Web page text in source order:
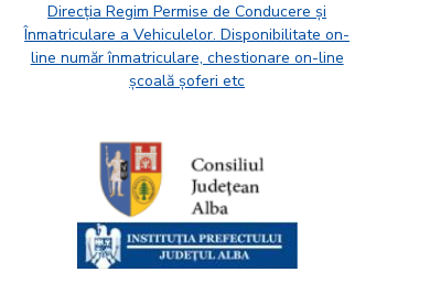
Direcția Regim Permise de Conducere și
Înmatriculare a Vehiculelor. Disponibilitate on-
line număr înmatriculare, chestionare on-line
școală șoferi etc